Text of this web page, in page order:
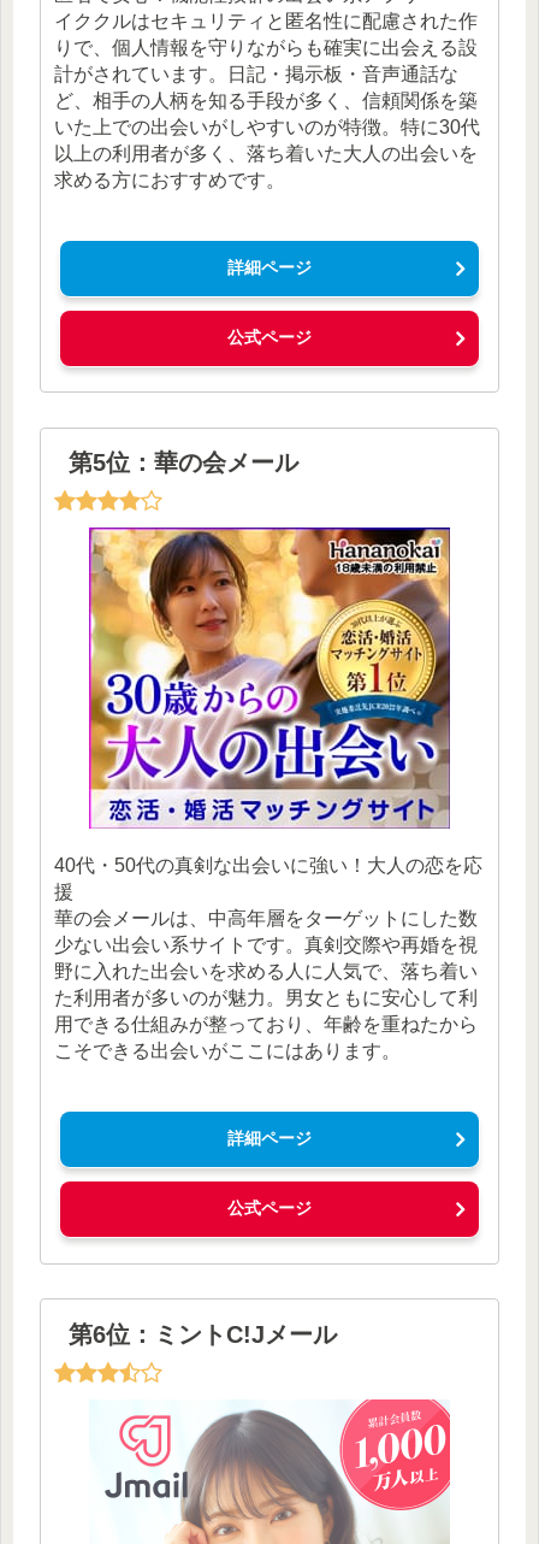
イククルはセキュリティと匿名性に配慮された作
りで、個人情報を守りながらも確実に出会える設
計がされています。日記・掲示板・音声通話な
ど、相手の人柄を知る手段が多く、信頼関係を築
いた上での出会いがしやすいのが特徴。特に30代
以上の利用者が多く、落ち着いた大人の出会いを
求める方におすすめです。
詳細ページ
公式ページ
第5位：華の会メール
40代・50代の真剣な出会いに強い！大人の恋を応
援
華の会メールは、中高年層をターゲットにした数
少ない出会い系サイトです。真剣交際や再婚を視
野に入れた出会いを求める人に人気で、落ち着い
た利用者が多いのが魅力。男女ともに安心して利
用できる仕組みが整っており、年齢を重ねたから
こそできる出会いがここにはあります。
詳細ページ
公式ページ
第6位：ミントC!Jメール